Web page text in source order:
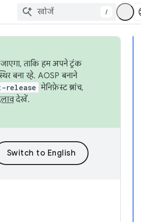
/
ताकि हम अपने ट्रंक
बना रहे. AOSP बनाने
release मेनिफ़ेस्ट ब्रांच,
देखें.